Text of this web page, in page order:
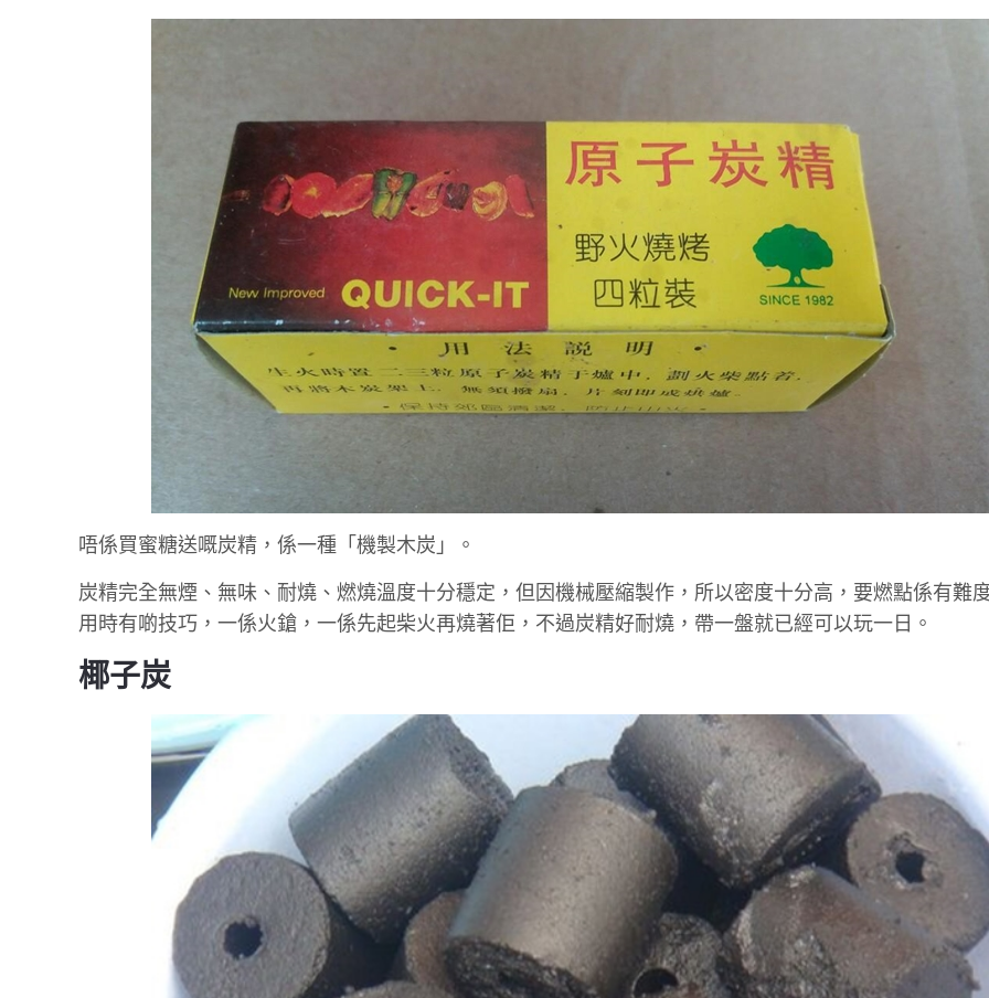
唔係買蜜糖送嘅炭精，係一種「機製木炭」。
炭精完全無煙、無味、耐燒、燃燒溫度十分穩定，但因機械壓縮製作，所以密度十分高，要燃點係有難
用時有啲技巧，一係火鎗，一係先起柴火再燒著佢，不過炭精好耐燒，帶一盤就已經可以玩一日。
椰子炭